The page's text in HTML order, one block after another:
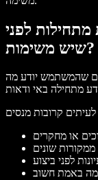
מתחילות לפני
שיש משימות?
שהמשתמש יודע מה
או מחקרים
שונים
לפני ביצוע
מה באמת חשוב